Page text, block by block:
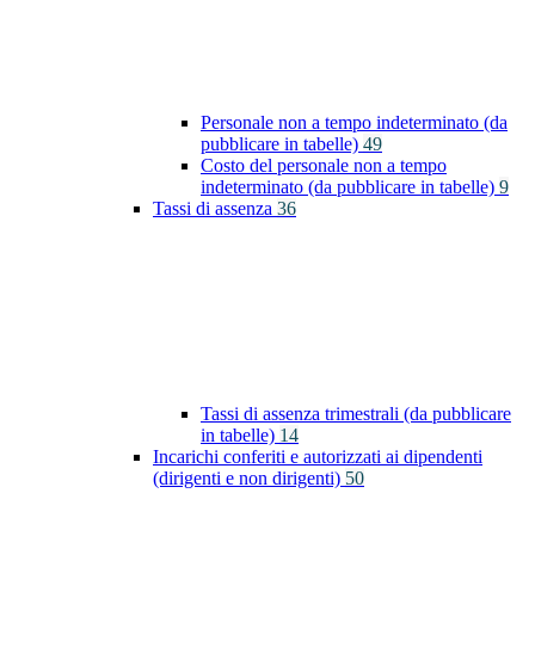
Personale non a tempo indeterminato (da
pubblicare in tabelle) 49
Costo del personale non a tempo
indeterminato (da pubblicare in tabelle) 9
Tassi di assenza 36
Tassi di assenza trimestrali (da pubblicare
in tabelle) 14
Incarichi conferiti e autorizzati ai dipendenti
(dirigenti e non dirigenti) 50